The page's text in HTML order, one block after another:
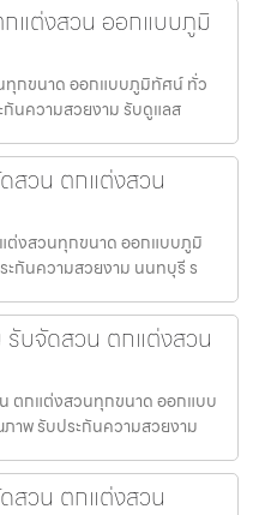
แต่งสวน ออกแบบภูมิ
กขนาด ออกแบบภูมิทัศน์ ทั่ว
กันความสวยงาม รับดูแลส
สวน ตกแต่งสวน
ต่งสวนทุกขนาด ออกแบบภูมิ
กันความสวยงาม นนทบุรี ร
บจัดสวน ตกแต่งสวน
ตกแต่งสวนทุกขนาด ออกแบบ
าพ รับประกันความสวยงาม
สวน ตกแต่งสวน